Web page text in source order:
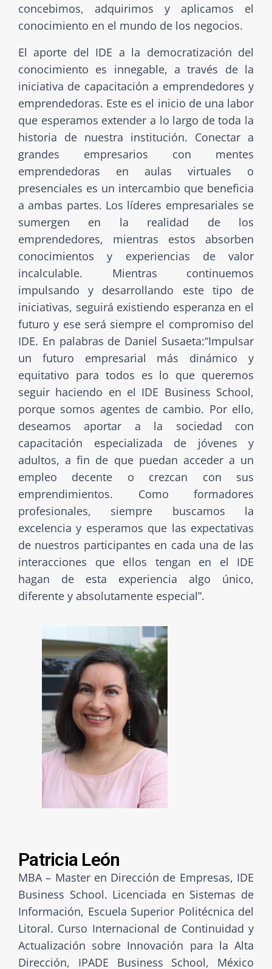
concebimos, adquirimos y aplicamos el
conocimiento en el mundo de los negocios.
El aporte del IDE a la democratización del
conocimiento es innegable, a través de la
iniciativa de capacitación a emprendedores y
emprendedoras. Este es el inicio de una labor
que esperamos extender a lo largo de toda la
historia de nuestra institución. Conectar a
grandes empresarios con mentes
emprendedoras en aulas virtuales o
presenciales es un intercambio que beneficia
a ambas partes. Los líderes empresariales se
sumergen en la realidad de los
emprendedores, mientras estos absorben
conocimientos y experiencias de valor
incalculable. Mientras continuemos
impulsando y desarrollando este tipo de
iniciativas, seguirá existiendo esperanza en el
futuro y ese será siempre el compromiso del
IDE. En palabras de Daniel Susaeta:“Impulsar
un futuro empresarial más dinámico y
equitativo para todos es lo que queremos
seguir haciendo en el IDE Business School,
porque somos agentes de cambio. Por ello,
deseamos aportar a la sociedad con
capacitación especializada de jóvenes y
adultos, a fin de que puedan acceder a un
empleo decente o crezcan con sus
emprendimientos. Como formadores
profesionales, siempre buscamos la
excelencia y esperamos que las expectativas
de nuestros participantes en cada una de las
interacciones que ellos tengan en el IDE
hagan de esta experiencia algo único,
diferente y absolutamente especial”.
Patricia León
MBA – Master en Dirección de Empresas, IDE
Business School. Licenciada en Sistemas de
Información, Escuela Superior Politécnica del
Litoral. Curso Internacional de Continuidad y
Actualización sobre Innovación para la Alta
Dirección, IPADE Business School, México